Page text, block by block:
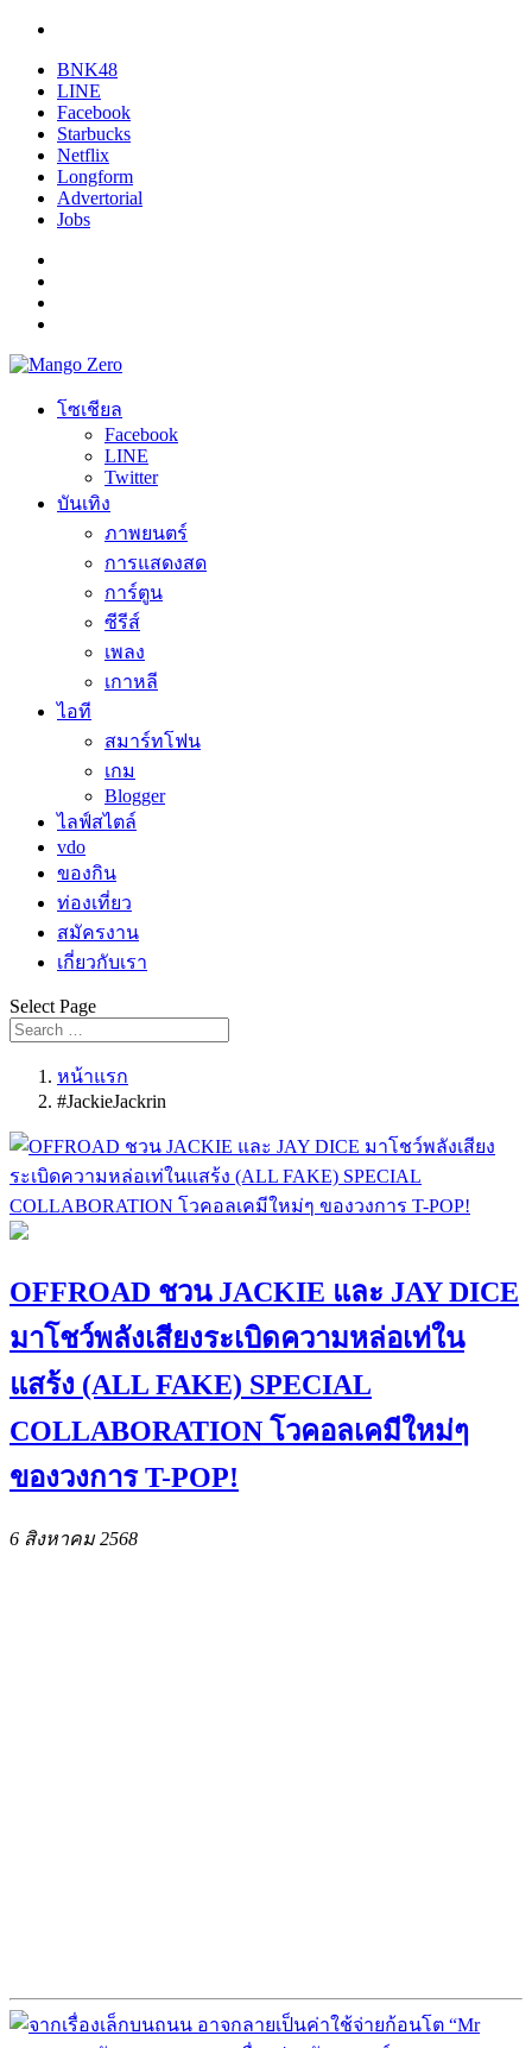
BNK48
LINE
Facebook
Starbucks
Netflix
Longform
Advertorial
Jobs
โซเชียล
Facebook
LINE
Twitter
บันเทิง
ภาพยนตร์
การแสดงสด
การ์ตูน
ซีรีส์
เพลง
เกาหลี
ไอที
สมาร์ทโฟน
เกม
Blogger
ไลฟ์สไตล์
vdo
ของกิน
ท่องเที่ยว
สมัครงาน
เกี่ยวกับเรา
Select Page
หน้าแรก
#JackieJackrin
OFFROAD ชวน JACKIE และ JAY DICE
มาโชว์พลังเสียงระเบิดความหล่อเท่ใน
แสร้ง (ALL FAKE) SPECIAL
COLLABORATION โวคอลเคมีใหม่ๆ
ของวงการ T-POP!
6 สิงหาคม 2568